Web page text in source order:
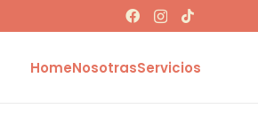
HomeNosotrasServicios